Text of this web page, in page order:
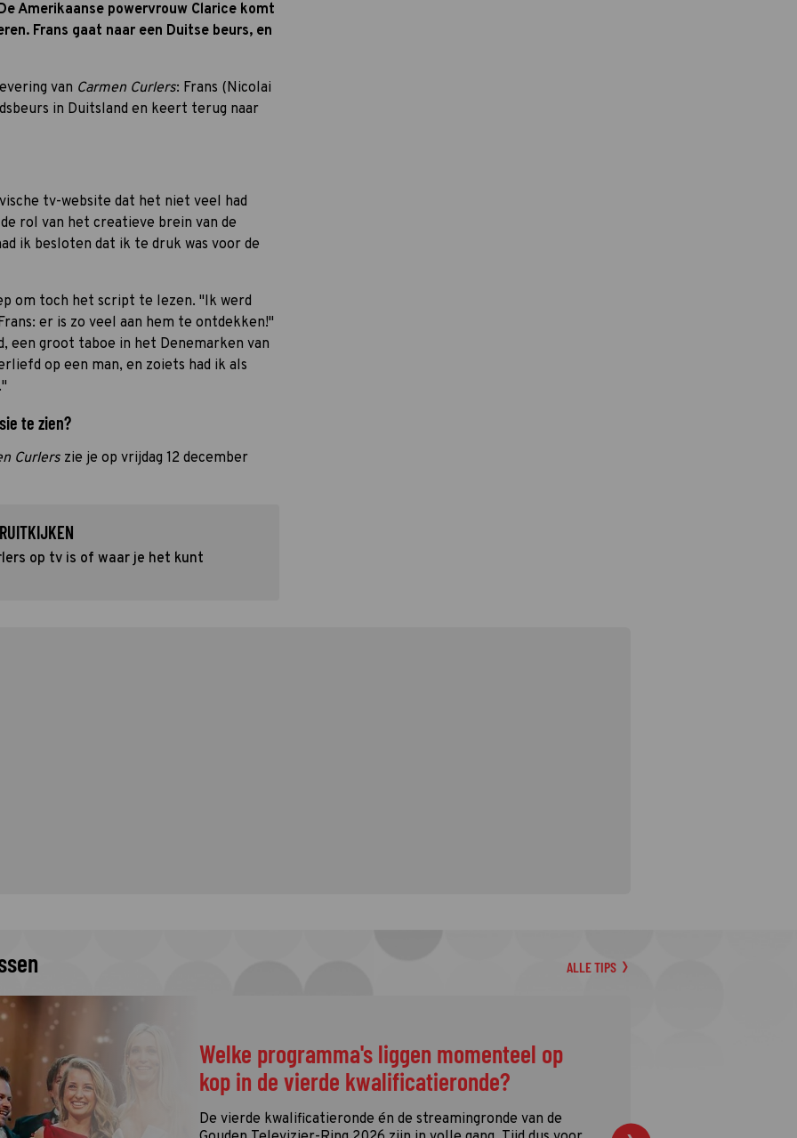
Amerikaanse powervrouw Clarice komt
Frans gaat naar een Duitse beurs, en
van Carmen Curlers: Frans (Nicolai
in Duitsland en keert terug naar
tv-website dat het niet veel had
rol van het creatieve brein van de
ik besloten dat ik te druk was voor de
om toch het script te lezen. "Ik werd
er is zo veel aan hem te ontdekken!"
een groot taboe in het Denemarken van
op een man, en zoiets had ik als
te zien?
Curlers zie je op vrijdag 12 december
op tv is of waar je het kunt
ALLE TIPS
Welke programma's liggen momenteel op
kop in de vierde kwalificatieronde?
De vierde kwalificatieronde én de streamingronde van de